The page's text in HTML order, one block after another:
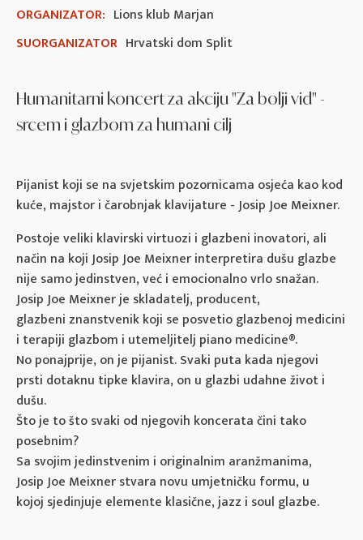
ORGANIZATOR: Lions klub Marjan
SUORGANIZATOR Hrvatski dom Split
Humanitarni koncert za akciju "Za bolji vid" -
srcem i glazbom za humani cilj
Pijanist koji se na svjetskim pozornicama osjeća kao kod
kuće, majstor i čarobnjak klavijature - Josip Joe Meixner.
Postoje veliki klavirski virtuozi i glazbeni inovatori, ali
način na koji Josip Joe Meixner interpretira dušu glazbe
nije samo jedinstven, već i emocionalno vrlo snažan.
Josip Joe Meixner je skladatelj, producent,
glazbeni znanstvenik koji se posvetio glazbenoj medicini
i terapiji glazbom i utemeljitelj piano medicine®.
No ponajprije, on je pijanist. Svaki puta kada njegovi
prsti dotaknu tipke klavira, on u glazbi udahne život i
dušu.
Što je to što svaki od njegovih koncerata čini tako
posebnim?
Sa svojim jedinstvenim i originalnim aranžmanima,
Josip Joe Meixner stvara novu umjetničku formu, u
kojoj sjedinjuje elemente klasične, jazz i soul glazbe.